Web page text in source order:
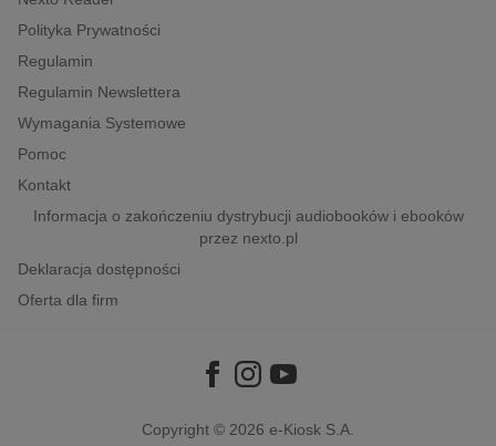
psychologiczne
inne
popularno-naukowe
historia
Polityka Prywatności
Regulamin
Regulamin Newslettera
Wymagania Systemowe
Pomoc
Kontakt
Informacja o zakończeniu dystrybucji audiobooków i ebooków
przez nexto.pl
Deklaracja dostępności
Oferta dla firm
Copyright © 2026 e-Kiosk S.A.